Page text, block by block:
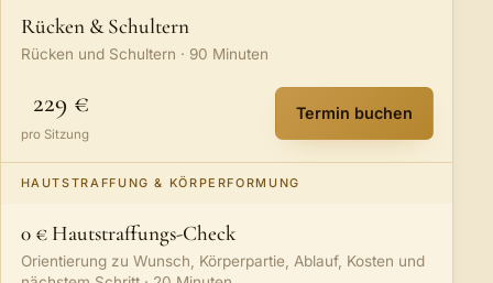
Rücken & Schultern
Rücken und Schultern · 90 Minuten
229 €
pro Sitzung
Termin buchen
:Rücken &
HAUTSTRAFFUNG & KÖRPERFORMUNG
0 € Hautstraffungs-Check
Orientierung zu Wunsch, Körperpartie, Ablauf, Kosten und